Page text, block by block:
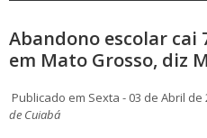
Abandono escolar cai
em Mato Grosso, diz
Publicado em Sexta - 03 de Abril de
de Cuiabá